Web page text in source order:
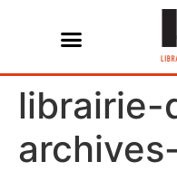
librairie-